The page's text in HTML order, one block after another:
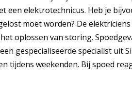
een elektrotechnicus. Heb je
moet worden? De
oplossen van storing.
gespecialiseerde specialist uit
tijdens weekenden. Bij spoed